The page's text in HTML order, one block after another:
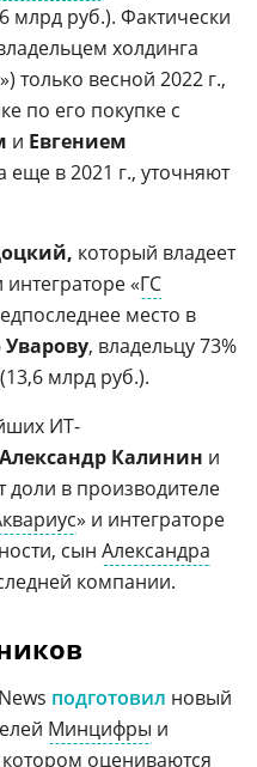
млрд руб.). Фактически
холдинга
только весной 2022 г.,
по его покупке с
и Евгением
еще в 2021 г., уточняют
который владеет
«ГС
место в
Уварову, владельцу 73%
(13,6 млрд руб.).
ИТ-
Александр Калинин и
доли в производителе
» и интеграторе
сын Александра
компании.
подготовил новый
Минцифры и
оцениваются